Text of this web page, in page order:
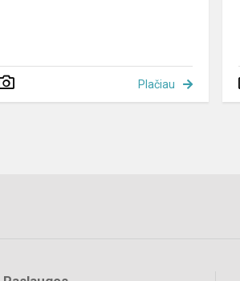
Plačiau